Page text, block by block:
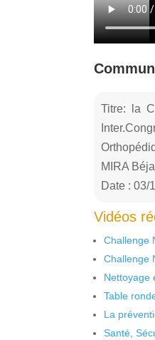
Titre: la
MIRA
Date : 03/
Vidéos
Challenge
Challenge
Nettoyage
Table
La
Santé,